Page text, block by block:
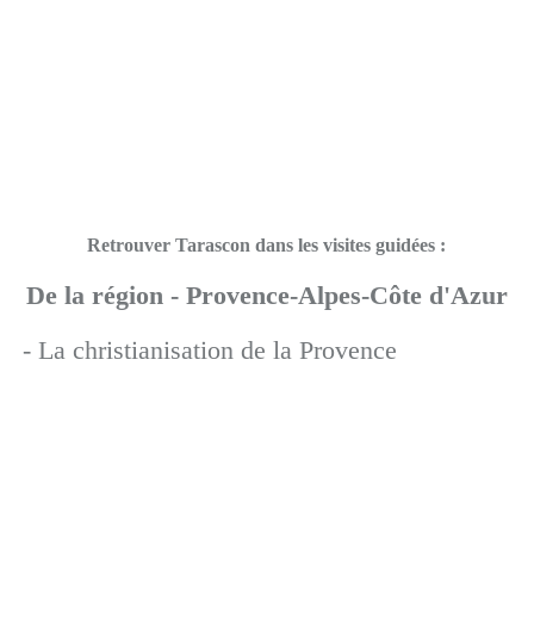
Retrouver Tarascon dans les visites guidées :
De la région - Provence-Alpes-Côte d'Azur
- La christianisation de la Provence